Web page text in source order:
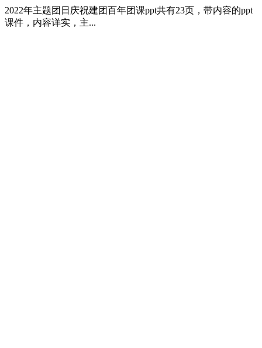
2022年主题团日庆祝建团百年团课ppt共有23页，带内容的ppt
课件，内容详实，主...